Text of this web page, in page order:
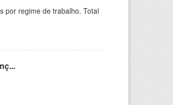
por regime de trabalho. Total